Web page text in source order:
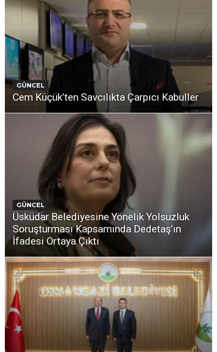
GÜNCEL
Cem Küçük’ten Savcılıkta Çarpıcı Kabuller
GÜNCEL
Üsküdar Belediyesine Yönelik Yolsuzluk
Soruşturması Kapsamında Dedetaş’ın
İfadesi Ortaya Çıktı